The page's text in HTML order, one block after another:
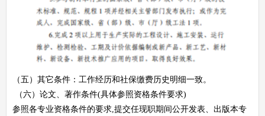
（五）其它条件：工作经历和社保缴费历史明细一致。
（六）论文、著作条件(具体参照资格条件要求)
参照各专业资格条件的要求,提交任现职期间公开发表、出版本专